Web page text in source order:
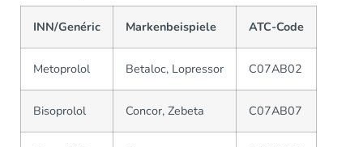
INN/Genéric Markenbeispiele ATC-Code
Metoprolol Betaloc, Lopressor C07AB02
Bisoprolol Concor, Zebeta C07AB07